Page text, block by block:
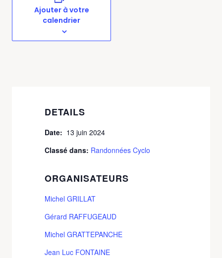
Ajouter à votre
calendrier
DETAILS
Date: 13 juin 2024
Classé dans: Randonnées Cyclo
ORGANISATEURS
Michel GRILLAT
Gérard RAFFUGEAUD
Michel GRATTEPANCHE
Jean Luc FONTAINE